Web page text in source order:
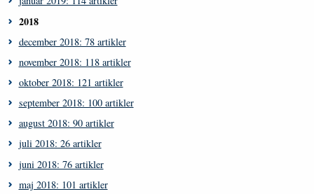
2018
december 2018: 78 artikler
november 2018: 118 artikler
oktober 2018: 121 artikler
september 2018: 100 artikler
august 2018: 90 artikler
juli 2018: 26 artikler
juni 2018: 76 artikler
maj 2018: 101 artikler